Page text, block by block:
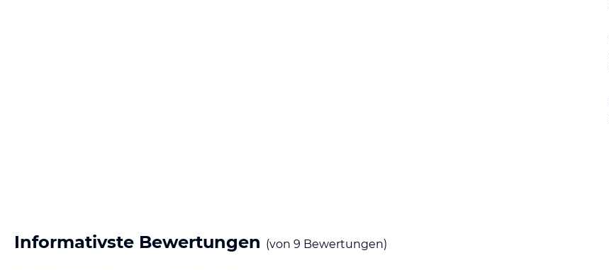
Informativste Bewertungen (von 9 Bewertungen)